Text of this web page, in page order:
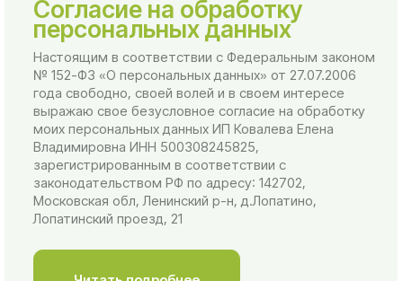
Настоящим в соответствии с Федеральным законом
№ 152-ФЗ «О персональных данных» от 27.07.2006
года свободно, своей волей и в своем интересе
выражаю свое безусловное согласие на обработку
моих персональных данных ИП Ковалева Елена
Владимировна ИНН 500308245825,
зарегистрированным в соответствии с
законодательством РФ по адресу: 142702,
Московская обл, Ленинский р-н, д.Лопатино,
Лопатинский проезд, 21
Читать подробнее